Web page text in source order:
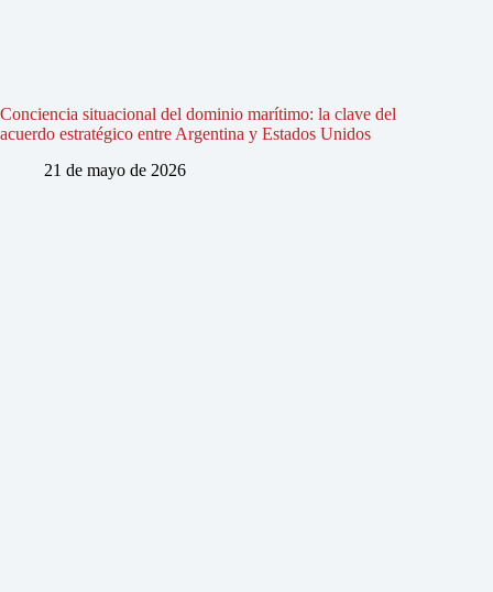
Conciencia situacional del dominio marítimo: la clave del
acuerdo estratégico entre Argentina y Estados Unidos
21 de mayo de 2026